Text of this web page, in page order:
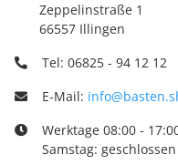
Zeppelinstraße 1
66557 Illingen
Tel: 06825 - 94 12 12
E-Mail:
Werktage 08:00 -
Samstag: geschlossen